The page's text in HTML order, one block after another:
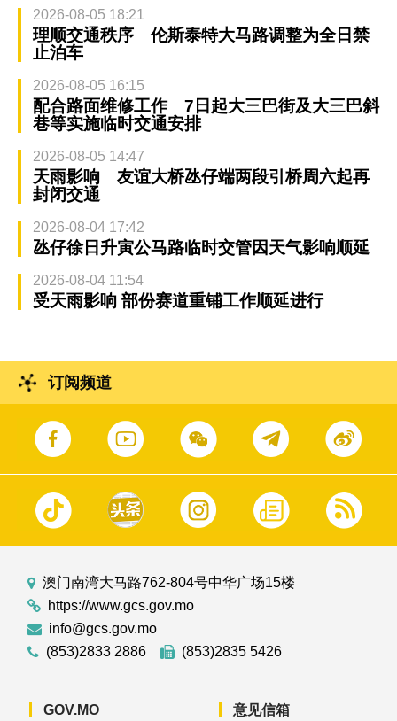
2026-08-05 18:21
理顺交通秩序 伦斯泰特大马路调整为全日禁
止泊车
2026-08-05 16:15
配合路面维修工作 7日起大三巴街及大三巴斜
巷等实施临时交通安排
2026-08-05 14:47
天雨影响 友谊大桥氹仔端两段引桥周六起再
封闭交通
2026-08-04 17:42
氹仔徐日升寅公马路临时交管因天气影响顺延
2026-08-04 11:54
受天雨影响 部份赛道重铺工作顺延进行
订阅频道
澳门南湾大马路762-804号中华广场15楼
https://www.gcs.gov.mo
info@gcs.gov.mo
(853)2833 2886
(853)2835 5426
GOV.MO 意见信箱